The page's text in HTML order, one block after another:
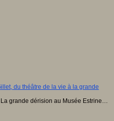
du théâtre de la vie à la grande
La grande dérision au Musée Estrine…